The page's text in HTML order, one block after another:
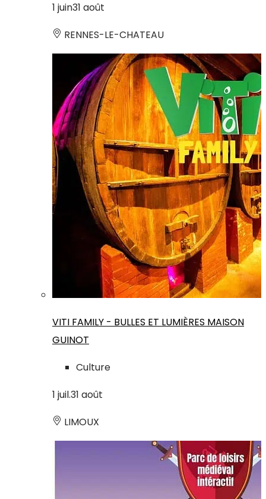
1 juin31 août
RENNES-LE-CHATEAU
VITI FAMILY - BULLES ET LUMIÈRES MAISON
GUINOT
Culture
1 juil.31 août
LIMOUX